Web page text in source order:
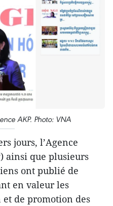
AKP. Photo: VNA
jours, l’Agence
ainsi que plusieurs
ont publié de
en valeur les
de promotion des